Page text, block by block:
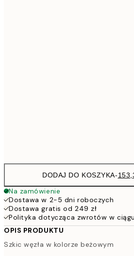
DODAJ DO KOSZYKA-
Na zamówienie
Dostawa w 2-5 dni roboczych
Dostawa gratis od 249 zł
Polityka dotycząca zwrotów w
OPIS PRODUKTU
Szkic węzła w kolorze beżowym